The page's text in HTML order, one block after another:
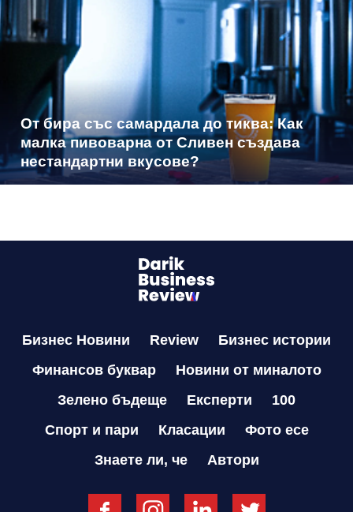
От бира със самардала до тиква: Как
малка пивоварна от Сливен създава
нестандартни вкусове?
Бизнес Новини Review
Бизнес истории
Финансов буквар
Новини от миналото
Зелено бъдеще
Експерти
100
Спорт и пари
Класации
Фото есе
Знаете ли, че
Автори